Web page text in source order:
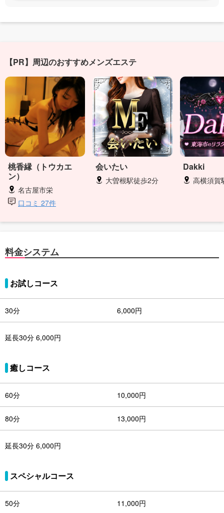
【PR】周辺のおすすめメンズエステ
桃香縁（トウカエ
ン）
名古屋市栄
口コミ 27件
会いたい
大曽根駅徒歩2分
Dakki
高横須賀
料金システム
お試しコース
30分 6,000円
延長30分 6,000円
癒しコース
60分 10,000円
80分 13,000円
延長30分 6,000円
スペシャルコース
50分 11,000円